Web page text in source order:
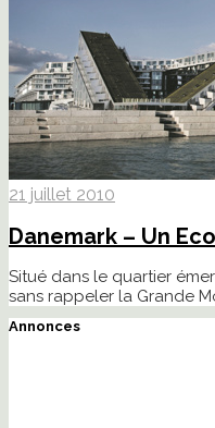
21 juillet 2010
Danemark – Un
Situé dans le quartier
sans rappeler la Grande
Annonces